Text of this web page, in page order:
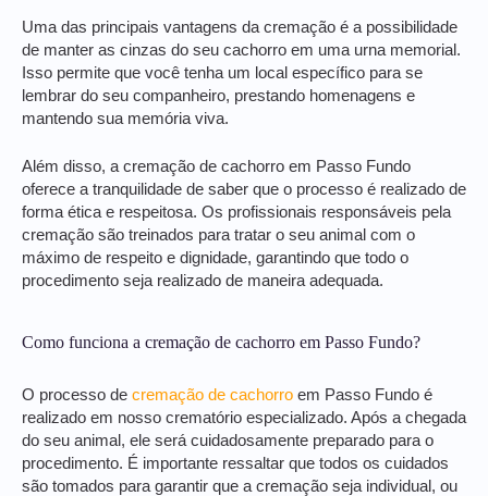
Uma das principais vantagens da cremação é a possibilidade
de manter as cinzas do seu cachorro em uma urna memorial.
Isso permite que você tenha um local específico para se
lembrar do seu companheiro, prestando homenagens e
mantendo sua memória viva.
Além disso, a cremação de cachorro em Passo Fundo
oferece a tranquilidade de saber que o processo é realizado de
forma ética e respeitosa. Os profissionais responsáveis pela
cremação são treinados para tratar o seu animal com o
máximo de respeito e dignidade, garantindo que todo o
procedimento seja realizado de maneira adequada.
Como funciona a cremação de cachorro em Passo Fundo?
O processo de cremação de cachorro em Passo Fundo é
realizado em nosso crematório especializado. Após a chegada
do seu animal, ele será cuidadosamente preparado para o
procedimento. É importante ressaltar que todos os cuidados
são tomados para garantir que a cremação seja individual, ou